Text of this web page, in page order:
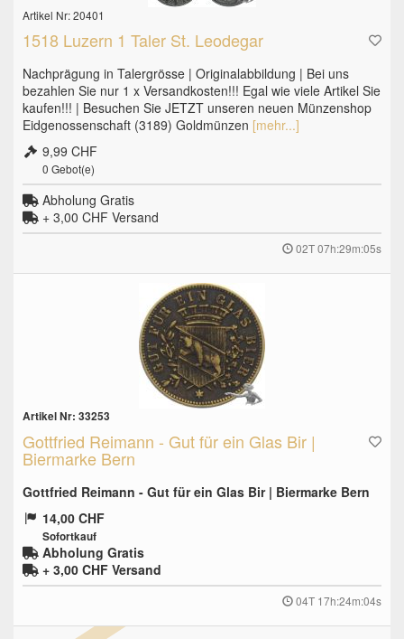
Artikel Nr: 20401
1518 Luzern 1 Taler St. Leodegar
Nachprägung in Talergrösse | Originalabbildung | Bei uns
bezahlen Sie nur 1 x Versandkosten!!! Egal wie viele Artikel Sie
kaufen!!! | Besuchen Sie JETZT unseren neuen Münzenshop
Eidgenossenschaft (3189) Goldmünzen [mehr...]
9,99 CHF
0 Gebot(e)
Abholung Gratis
+ 3,00 CHF Versand
02T 07h:29m:04s
Artikel Nr: 33253
Gottfried Reimann - Gut für ein Glas Bir |
Biermarke Bern
Gottfried Reimann - Gut für ein Glas Bir | Biermarke Bern
14,00 CHF
Sofortkauf
Abholung Gratis
+ 3,00 CHF Versand
04T 17h:24m:03s